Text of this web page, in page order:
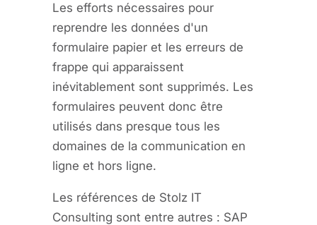
Les efforts nécessaires pour
reprendre les données d'un
formulaire papier et les erreurs de
frappe qui apparaissent
inévitablement sont supprimés. Les
formulaires peuvent donc être
utilisés dans presque tous les
domaines de la communication en
ligne et hors ligne.
Les références de Stolz IT
Consulting sont entre autres : SAP